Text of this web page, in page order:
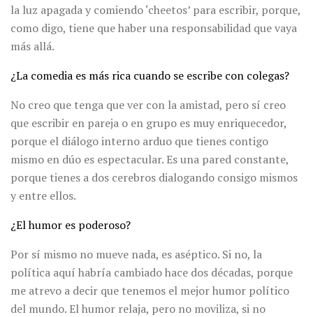
la luz apagada y comiendo ‘cheetos’ para escribir, porque,
como digo, tiene que haber una responsabilidad que vaya
más allá.
¿La comedia es más rica cuando se escribe con colegas?
No creo que tenga que ver con la amistad, pero sí creo
que escribir en pareja o en grupo es muy enriquecedor,
porque el diálogo interno arduo que tienes contigo
mismo en dúo es espectacular. Es una pared constante,
porque tienes a dos cerebros dialogando consigo mismos
y entre ellos.
¿El humor es poderoso?
Por sí mismo no mueve nada, es aséptico. Si no, la
política aquí habría cambiado hace dos décadas, porque
me atrevo a decir que tenemos el mejor humor político
del mundo. El humor relaja, pero no moviliza, si no